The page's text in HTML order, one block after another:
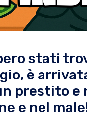
stati
è
prestito e
e nel